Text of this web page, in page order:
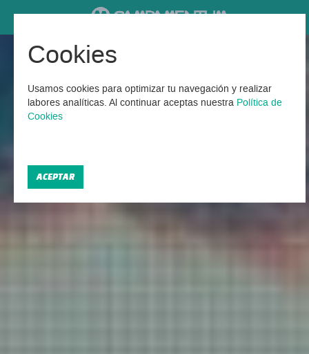
Campamentos Verano en
Valencia
Encontrados 15 Campamentos Verano en Valencia
Cookies
Usamos cookies para optimizar tu navegación y realizar
labores analíticas. Al continuar aceptas nuestra Política de
Cookies
ACEPTAR